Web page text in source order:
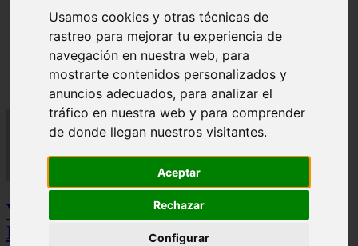
Usamos cookies y otras técnicas de
rastreo para mejorar tu experiencia de
navegación en nuestra web, para
mostrarte contenidos personalizados y
anuncios adecuados, para analizar el
tráfico en nuestra web y para comprender
de donde llegan nuestros visitantes.
Aceptar
Rechazar
Configurar
En África harán lo que parecía imposible: Utilizarán
moléculas de agua para cocinar sus alimentos
Video Advertencias desde la cúspide de la
IA: Hinton y el posible colapso social